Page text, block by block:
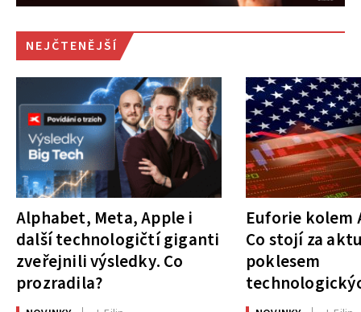
NEJČTENĚJŠÍ
Alphabet, Meta, Apple i
další technologičtí giganti
zveřejnili výsledky. Co
prozradila?
Euforie kolem
Co stojí za
poklesem